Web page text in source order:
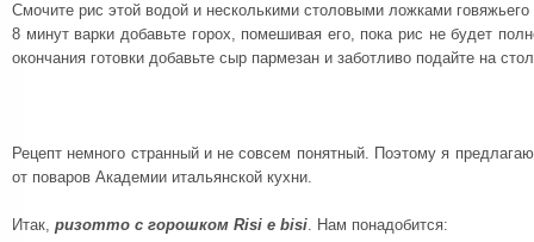
Смочите рис этой водой и несколькими столовыми ложками
8 минут варки добавьте горох, помешивая его, пока рис не будет
окончания готовки добавьте сыр пармезан и заботливо подайте на
Рецепт немного странный и не совсем понятный. Поэтому я
от поваров Академии итальянской кухни.
Итак, ризотто с горошком Risi e bisi. Нам понадобится: